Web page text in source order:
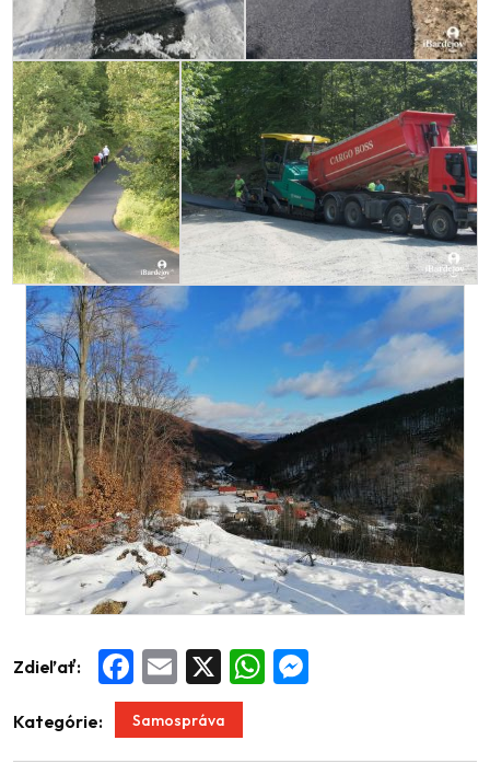
Zdieľať: Facebook
Email WhatsApp
Kategórie: Samospráva